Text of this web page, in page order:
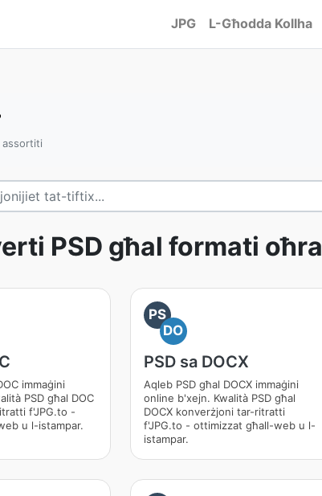
JPG L-Għodda Kollha
assortiti
PSD għal formati oħra
immaġini
PSD għal DOC
f'JPG.to -
u l-istampar.
PS
DO
PSD sa DOCX
Aqleb PSD għal DOCX immaġini
online b'xejn. Kwalità PSD għal
DOCX konverżjoni tar-ritratti
f'JPG.to - ottimizzat għall-web u l-
istampar.